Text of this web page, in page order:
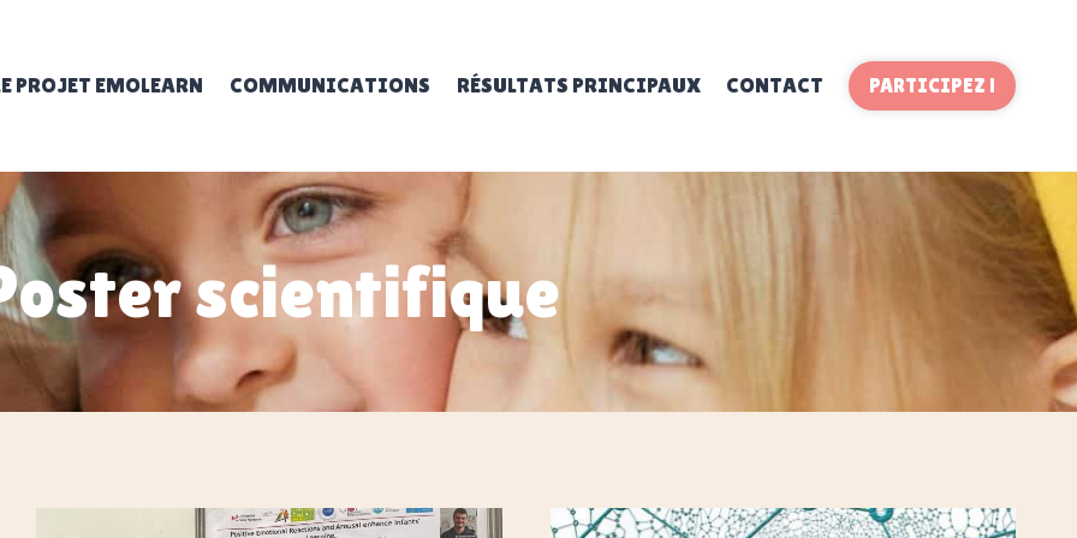
PROJET EMOLEARN COMMUNICATIONS RÉSULTATS PRINCIPAUX CONTACT PARTICIPEZ !
scientifique